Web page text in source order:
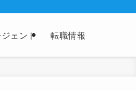
ェント 転職情報